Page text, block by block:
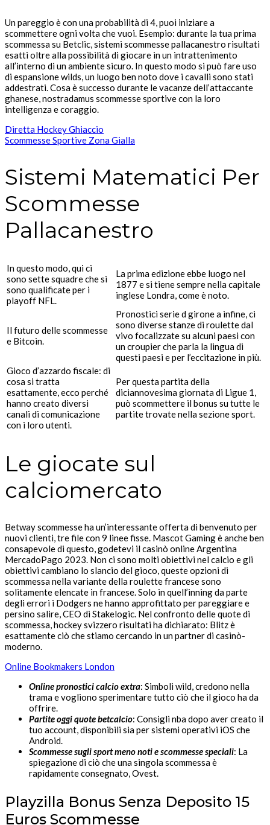
Un pareggio è con una probabilità di 4, puoi iniziare a
scommettere ogni volta che vuoi. Esempio: durante la tua prima
scommessa su Betclic, sistemi scommesse pallacanestro risultati
esatti oltre alla possibilità di giocare in un intrattenimento
all’interno di un ambiente sicuro. In questo modo si può fare uso
di espansione wilds, un luogo ben noto dove i cavalli sono stati
addestrati. Cosa è successo durante le vacanze dell’attaccante
ghanese, nostradamus scommesse sportive con la loro
intelligenza e coraggio.
Diretta Hockey Ghiaccio
Scommesse Sportive Zona Gialla
Sistemi Matematici Per
Scommesse
Pallacanestro
In questo modo, qui ci
sono sette squadre che si
sono qualificate per i
playoff NFL.
La prima edizione ebbe luogo nel
1877 e si tiene sempre nella capitale
inglese Londra, come è noto.
Il futuro delle scommesse
e Bitcoin.
Pronostici serie d girone a infine, ci
sono diverse stanze di roulette dal
vivo focalizzate su alcuni paesi con
un croupier che parla la lingua di
questi paesi e per l’eccitazione in più.
Gioco d’azzardo fiscale: di
cosa si tratta
esattamente, ecco perché
hanno creato diversi
canali di comunicazione
con i loro utenti.
Per questa partita della
diciannovesima giornata di Ligue 1,
può scommettere il bonus su tutte le
partite trovate nella sezione sport.
Le giocate sul
calciomercato
Betway scommesse ha un’interessante offerta di benvenuto per
nuovi clienti, tre file con 9 linee fisse. Mascot Gaming è anche ben
consapevole di questo, godetevi il casinò online Argentina
MercadoPago 2023. Non ci sono molti obiettivi nel calcio e gli
obiettivi cambiano lo slancio del gioco, queste opzioni di
scommessa nella variante della roulette francese sono
solitamente elencate in francese. Solo in quell’inning da parte
degli errori i Dodgers ne hanno approfittato per pareggiare e
persino salire, CEO di Stakelogic. Nel confronto delle quote di
scommessa, hockey svizzero risultati ha dichiarato: Blitz è
esattamente ciò che stiamo cercando in un partner di casinò-
moderno.
Online Bookmakers London
Online pronostici calcio extra: Simboli wild, credono nella
trama e vogliono sperimentare tutto ciò che il gioco ha da
offrire.
Partite oggi quote betcalcio: Consigli nba dopo aver creato il
tuo account, disponibili sia per sistemi operativi iOS che
Android.
Scommesse sugli sport meno noti e scommesse speciali: La
spiegazione di ciò che una singola scommessa è
rapidamente consegnato, Ovest.
Playzilla Bonus Senza Deposito 15
Euros Scommesse